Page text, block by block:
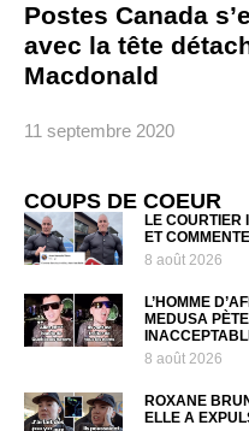
Postes Canada
avec la tête
Macdonald
11 septembre 2020
COUPS DE COEUR
LE COURTIER
ET
8 août 2026
L’HOMME
MEDUSA
8 août 2026
ROXANE
ELLE A